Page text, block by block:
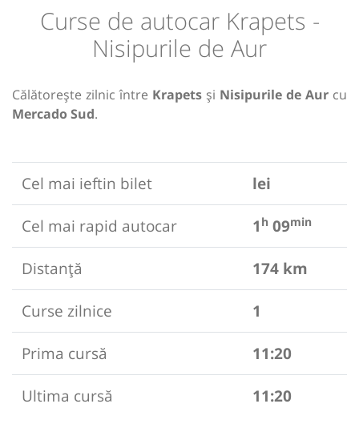
Curse de autocar Krapets -
Nisipurile de Aur
Călătorește zilnic între Krapets și Nisipurile de Aur cu
Mercado Sud.
Cel mai ieftin bilet
lei
Cel mai rapid autocar
1 h 09min
Distanță
174 km
Curse zilnice
1
Prima cursă
11:20
Ultima cursă
11:20